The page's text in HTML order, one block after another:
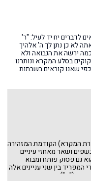
לדברים יח יד לעיל: "ר'
לא כן נתן לך ה' אלהיך
ירשה את הנבואה ולא
בסלע המקרא ונותרנו
שאנו קוראים בשבתות
המקרא) הקודמת המזהירה
ושאר מאחזי עיניים
גם פסוק פותח ומבוא
בין שני עניינים אלה
("פ") במסורת המקרא.